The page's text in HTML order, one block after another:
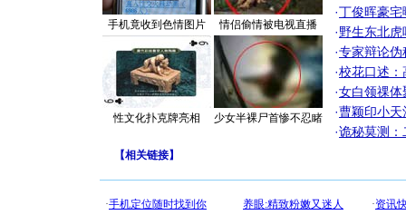
手机竟收到色情图片 情侣偷情被电视直播
性文化扑克牌亮相 少女半裸尸首惨不忍睹
·丁俊晖豪
·野生东北
·专家辩论伪
·校花口述：
·女白领祼体
·曹颖印小天
·诡秘莫测：
【相关链接】